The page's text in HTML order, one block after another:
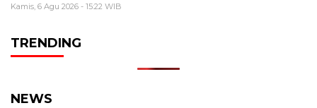
Kamis, 6 Agu 2026 - 15:22 WIB
TRENDING
NEWS